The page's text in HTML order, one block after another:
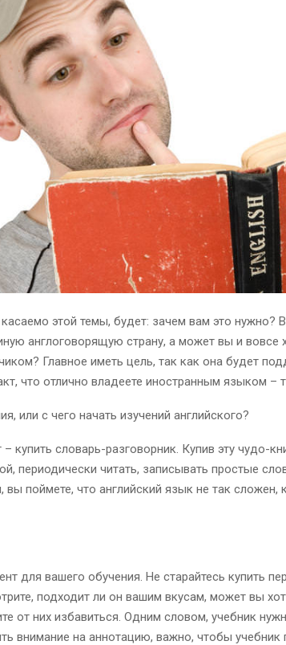
этой темы, будет: зачем вам это нужно?
англоговорящую страну, а может вы и вовсе
Главное иметь цель, так как она будет
что отлично владеете иностранным языком –
или с чего начать изучений английского?
купить словарь-разговорник. Купив эту чудо-
периодически читать, записывать простые
вы поймете, что английский язык не так сложен,
для вашего обучения. Не старайтесь купить
подходит ли он вашим вкусам, может вы
от них избавиться. Одним словом, учебник
внимание на аннотацию, важно, чтобы